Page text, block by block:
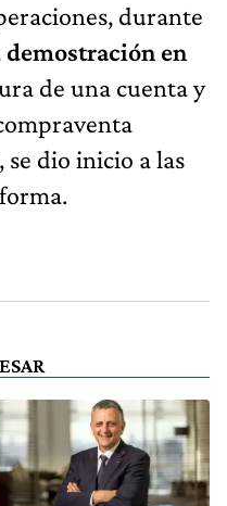
durante
demostración en
de una cuenta y
dio inicio a las